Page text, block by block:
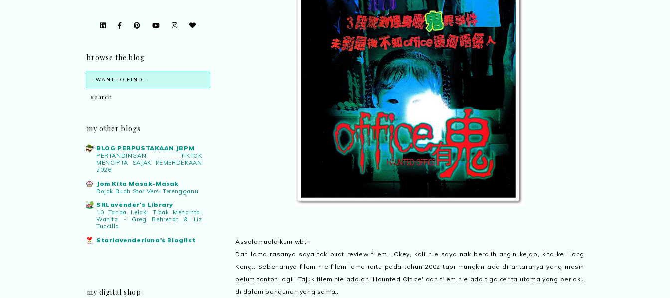
Assalamualaikum wbt...
Dah lama rasanya saya tak buat review filem.. Okey, kali nie saya nak beralih angin kejap, kita ke Hong
Kong.. Sebenarnya filem nie filem lama iaitu pada tahun 2002 tapi mungkin ada di antaranya yang masih
belum tonton lagi.. Tajuk filem nie adalah 'Haunted Office' dan filem nie ada tiga cerita utama yang berlaku
di dalam bangunan yang sama..
browse the blog
my other blogs
BLOG PERPUSTAKAAN JBPM
PERTANDINGAN TIKTOK
MENCIPTA SAJAK KEMERDEKAAN
2026
Jom Kita Masak-Masak
Rojak Buah Stor Versi Terengganu
SRLavender's Library
10 Tanda Lelaki Tidak Mencintai
Wanita - Greg Behrendt & Liz
Tuccillo
Starlavenderluna's Bloglist
my digital shop